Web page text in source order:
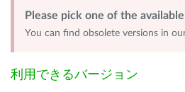
Please pick one of the
You can find obsolete versions in
利用できるバージョン